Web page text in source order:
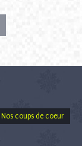
Nos coups de coeur